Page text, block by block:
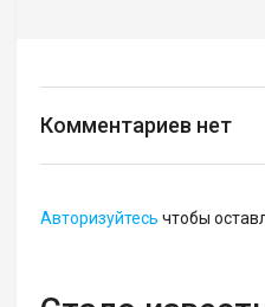
Комментариев нет
Авторизуйтесь чтобы